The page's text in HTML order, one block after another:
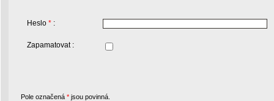
Heslo * :
Zapamatovat :
Pole označená * jsou povinná.